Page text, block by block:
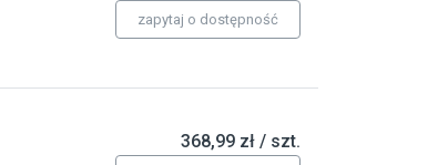
zapytaj o dostępność
368,99 zł / szt.